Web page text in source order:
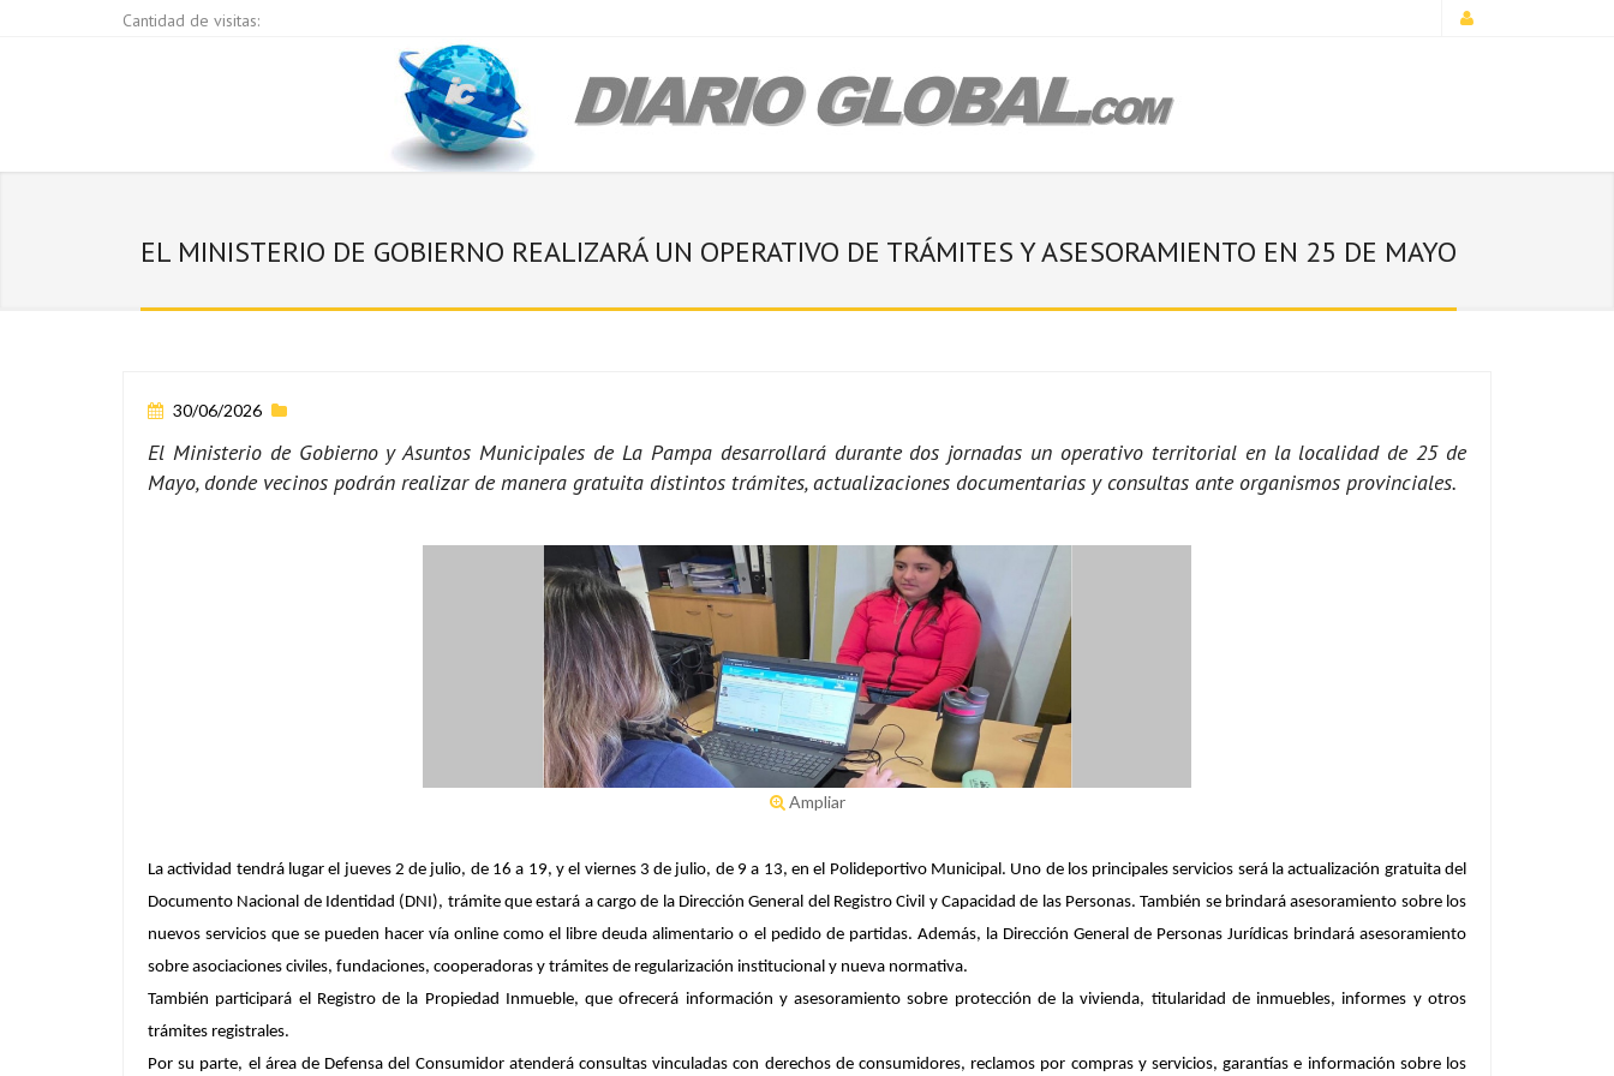
Cantidad de visitas:
EL MINISTERIO DE GOBIERNO REALIZARÁ UN OPERATIVO DE TRÁMITES Y ASESORAMIENTO EN 25 DE MAYO
30/06/2026
El Ministerio de Gobierno y Asuntos Municipales de La Pampa desarrollará durante dos jornadas un operativo territorial en la localidad de 25 de
Mayo, donde vecinos podrán realizar de manera gratuita distintos trámites, actualizaciones documentarias y consultas ante organismos provinciales.
Ampliar
La actividad tendrá lugar el jueves 2 de julio, de 16 a 19, y el viernes 3 de julio, de 9 a 13, en el Polideportivo Municipal. Uno de los principales servicios será la actualización gratuita del
Documento Nacional de Identidad (DNI), trámite que estará a cargo de la Dirección General del Registro Civil y Capacidad de las Personas. También se brindará asesoramiento sobre los
nuevos servicios que se pueden hacer vía online como el libre deuda alimentario o el pedido de partidas. Además, la Dirección General de Personas Jurídicas brindará asesoramiento
sobre asociaciones civiles, fundaciones, cooperadoras y trámites de regularización institucional y nueva normativa.
También participará el Registro de la Propiedad Inmueble, que ofrecerá información y asesoramiento sobre protección de la vivienda, titularidad de inmuebles, informes y otros
trámites registrales.
Por su parte, el área de Defensa del Consumidor atenderá consultas vinculadas con derechos de consumidores, reclamos por compras y servicios, garantías e información sobre los